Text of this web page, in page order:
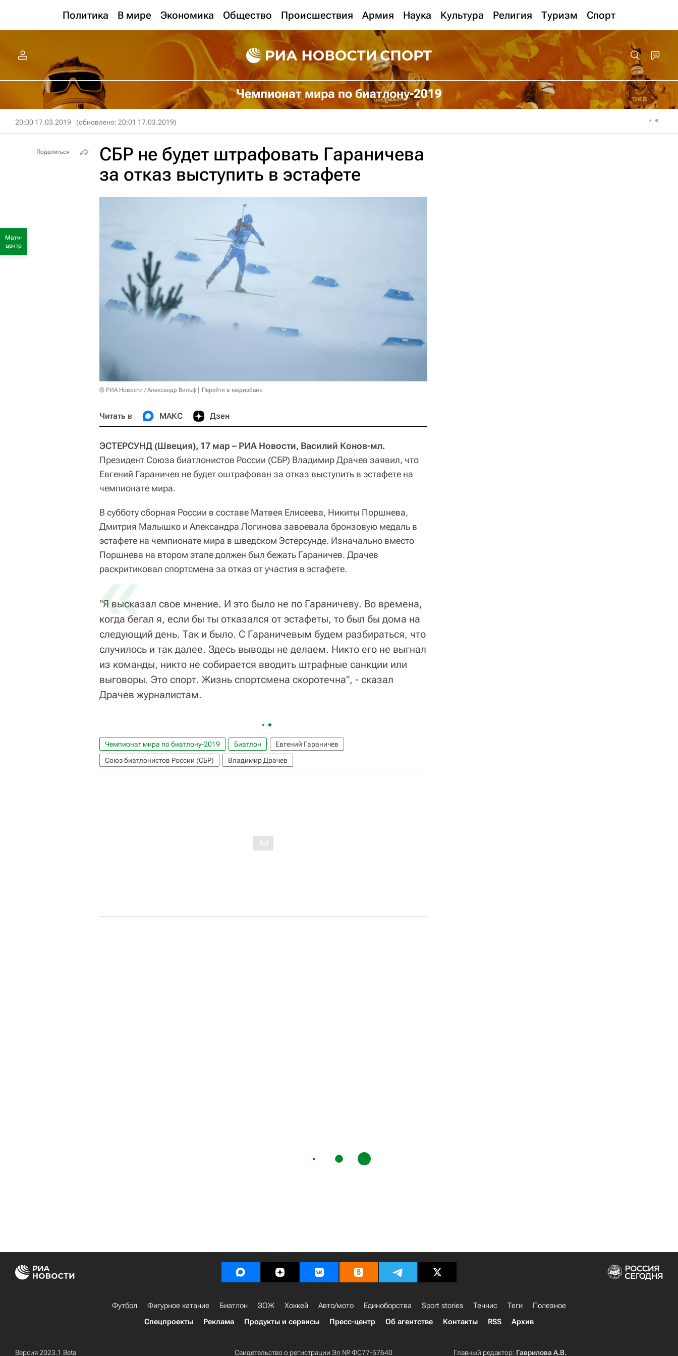
Политика В мире Экономика Общество Происшествия Армия Наука Культура Религия Туризм Спорт
Чемпионат мира по биатлону-2019
20:00 17.03.2019 (обновлено: 20:01 17.03.2019)
СБР не будет штрафовать Гараничева
за отказ выступить в эстафете
© РИА Новости / Александр Вильф Перейти в медиабанк
Читать в МАКС Дзен
ЭСТЕРСУНД (Швеция), 17 мар – РИА Новости, Василий Конов-мл.
Президент Союза биатлонистов России (СБР) Владимир Драчев заявил, что
Евгений Гараничев не будет оштрафован за отказ выступить в эстафете на
чемпионате мира.
В субботу сборная России в составе Матвея Елисеева, Никиты Поршнева,
Дмитрия Малышко и Александра Логинова завоевала бронзовую медаль в
эстафете на чемпионате мира в шведском Эстерсунде. Изначально вместо
Поршнева на втором этапе должен был бежать Гараничев. Драчев
раскритиковал спортсмена за отказ от участия в эстафете.
«
"Я высказал свое мнение. И это было не по Гараничеву. Во времена,
когда бегал я, если бы ты отказался от эстафеты, то был бы дома на
следующий день. Так и было. С Гараничевым будем разбираться, что
случилось и так далее. Здесь выводы не делаем. Никто его не выгнал
из команды, никто не собирается вводить штрафные санкции или
выговоры. Это спорт. Жизнь спортсмена скоротечна", - сказал
Драчев журналистам.
Чемпионат мира по биатлону-2019 Биатлон
Евгений Гараничев
Союз биатлонистов России (СБР)
Владимир Драчев
Поделиться
Матч-
центр
Футбол Фигурное катание Биатлон ЗОЖ Хоккей Авто/мото Единоборства Sport stories Теннис Теги
Полезное
Спецпроекты
Реклама Продукты и сервисы Пресс-центр Об агентстве Контакты RSS Архив
Версия 2023.1 Beta Свидетельство о регистрации Эл № ФС77-57640 Главный редактор: Гаврилова А.В.